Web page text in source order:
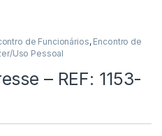
de Funcionários, Encontro de
Uso Pessoal
– REF: 1153-